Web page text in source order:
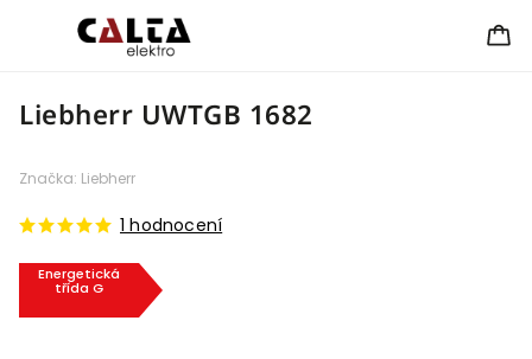
Liebherr UWTGB 1682
Energetická
třída G
1 hodnocení
Značka: Liebherr